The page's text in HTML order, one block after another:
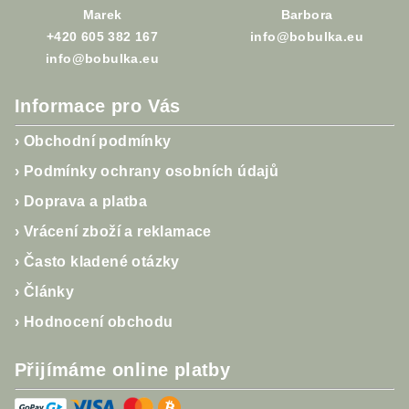
u
Marek
+420 605 382 167
info@bobulka.eu
Barbora
info@bobulka.eu
Informace pro Vás
› Obchodní podmínky
› Podmínky ochrany osobních údajů
› Doprava a platba
› Vrácení zboží a reklamace
› Často kladené otázky
› Články
› Hodnocení obchodu
Přijímáme online platby